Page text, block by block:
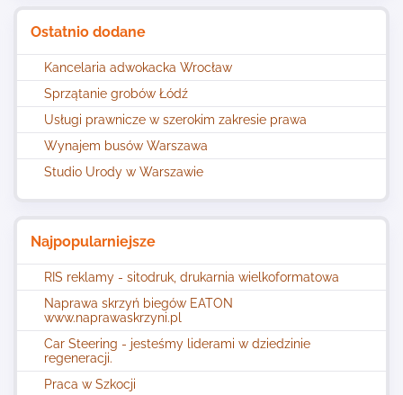
Ostatnio dodane
Kancelaria adwokacka Wrocław
Sprzątanie grobów Łódź
Usługi prawnicze w szerokim zakresie prawa
Wynajem busów Warszawa
Studio Urody w Warszawie
Najpopularniejsze
RIS reklamy - sitodruk, drukarnia wielkoformatowa
Naprawa skrzyń biegów EATON
www.naprawaskrzyni.pl
Car Steering - jesteśmy liderami w dziedzinie
regeneracji.
Praca w Szkocji